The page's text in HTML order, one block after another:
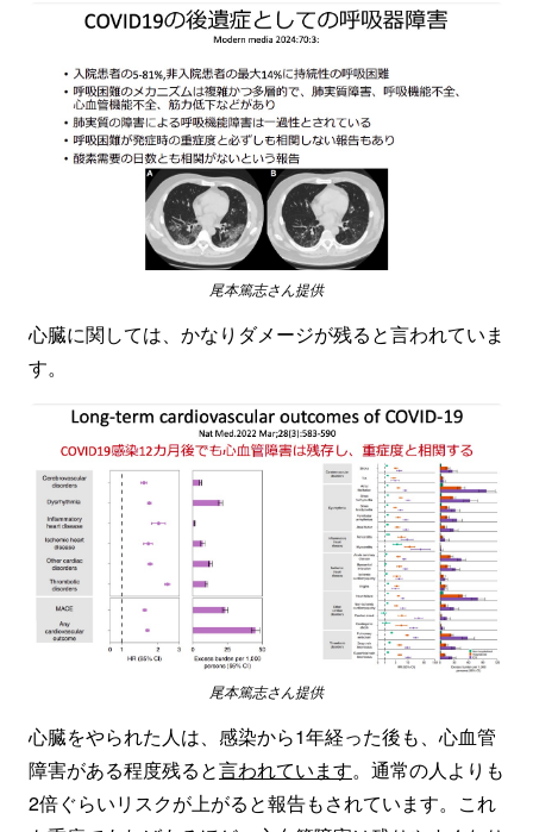
尾本篤志さん提供
心臓に関しては、かなりダメージが残ると言われていま
す。
尾本篤志さん提供
心臓をやられた人は、感染から1年経った後も、心血管
障害がある程度残ると言われています。通常の人よりも
2倍ぐらいリスクが上がると報告もされています。これ